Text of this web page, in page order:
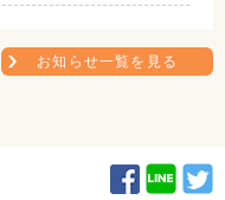
お知らせ一覧を見る